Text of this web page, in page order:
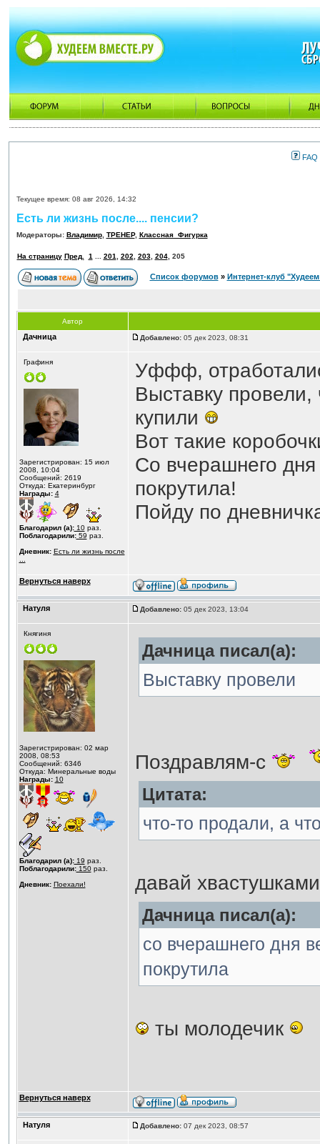
FAQ
Текущее время: 08 авг 2026, 14:32
Есть ли жизнь после.... пенсии?
Модераторы: Владимир, ТРЕНЕР, Классная_Фигурка
На страницу Пред. 1 201 202 203, 204, 205
Список форумов» Интернет-клуб
Автор
Дачница Добавлено:05 дек 2023, 08:31
Графиня
Зарегистрирован: 15 июл
2008, 10:04
Сообщений: 2619
Откуда: Екатеринбург
Награды: 4
Благодарил (а):10раз.
Поблагодарили:59 раз.
Дневник: Есть ли жизнь после
Уффф,
Выставку провели,
купили
Вот такие
Со вчерашнего
покрутила!
Пойду по
Вернуться наверх
Натуля Добавлено:05 дек 2023, 13:04
Княгиня
Зарегистрирован: 02 мар
2008, 08:53
Сообщений: 6346
Откуда: Минеральные воды
Награды: 10
Благодарил (а):19 раз.
Поблагодарили:150раз.
Дневник: Поехали!
Дачница писал(а):
Выставку провели
Поздравлям-с
Цитата:
что-то продали, а
давай
Дачница писал(а):
со вчерашнего дня
покрутила
ты молодечик
Вернуться наверх
Натуля Добавлено:07 дек 2023, 08:57